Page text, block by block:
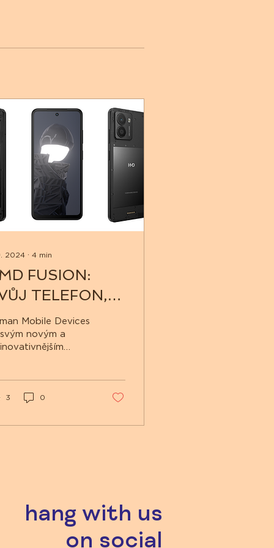
2024 ∙ 4 min
FUSION:
TELEFON,
PRAVIDLA
Mobile Devices
novým a
Překvapí tím,
3 0
hang with us
on social